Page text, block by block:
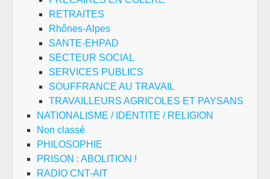
RETRAITES
Rhônes-Alpes
SANTE-EHPAD
SECTEUR SOCIAL
SERVICES PUBLICS
SOUFFRANCE AU TRAVAIL
TRAVAILLEURS AGRICOLES ET PAYSANS
NATIONALISME / IDENTITE / RELIGION
Non classé
PHILOSOPHIE
PRISON : ABOLITION !
RADIO CNT-AIT